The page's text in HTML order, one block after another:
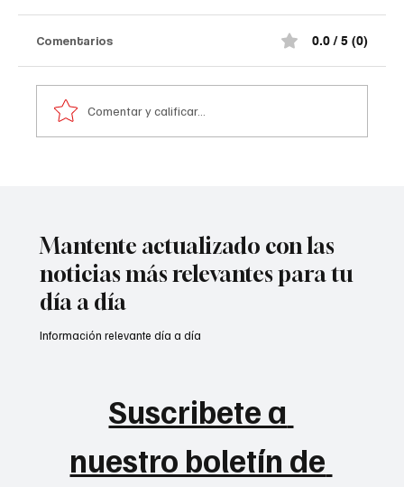
Comediante señalado de acoso
Comentarios 0.0 / 5 (0)
Comentar y calificar...
Mantente actualizado con las
noticias más relevantes para tu
día a día
Suscribete a
nuestro boletín de
Información relevante día a día